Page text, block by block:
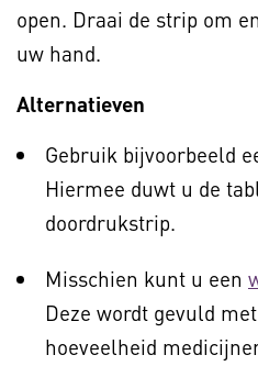
open. Draai de strip om
uw hand.
Alternatieven
Gebruik bijvoorbeeld
Hiermee duwt u de
doordrukstrip.
Misschien kunt u een
Deze wordt gevuld
hoeveelheid